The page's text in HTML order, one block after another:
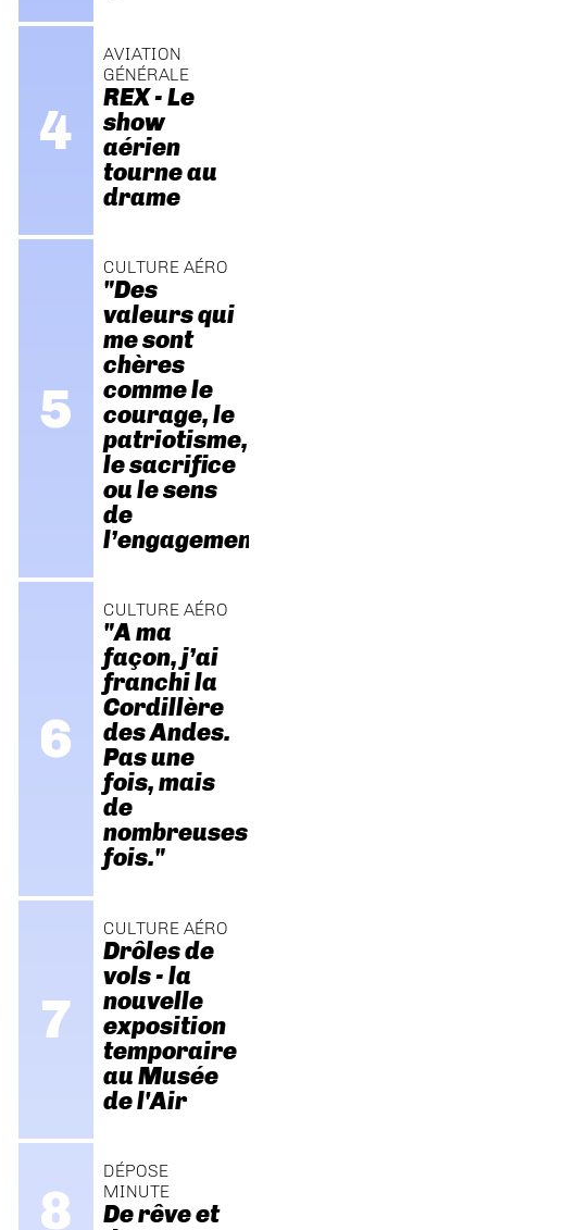
AVIATION
GÉNÉRALE
REX - Le
show
aérien
tourne au
drame
CULTURE AÉRO
"Des
valeurs qui
me sont
chères
comme le
courage, le
patriotisme,
le sacrifice
ou le sens
de
l’engagement."
CULTURE AÉRO
"A ma
façon, j’ai
franchi la
Cordillère
des Andes.
Pas une
fois, mais
de
nombreuses
fois."
CULTURE AÉRO
Drôles de
vols - la
nouvelle
exposition
temporaire
au Musée
de l'Air
DÉPOSE
MINUTE
De rêve et